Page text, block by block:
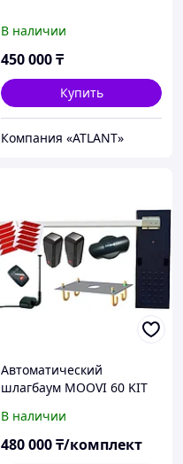
В наличии
450 000₸
Купить
Компания «ATLANT»
Автоматический
шлагбаум MOOVI 60 KIT
6,4 м
В наличии
480 000₸/комплект